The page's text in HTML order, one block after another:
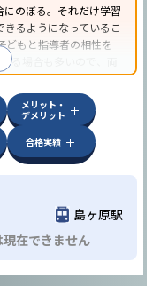
のぼる。それだけ学習
るようになっているこ
どもと指導者の相性を
る場合も多いので、両
メリット・
デメリット
合格実績
島ヶ原駅
在できません